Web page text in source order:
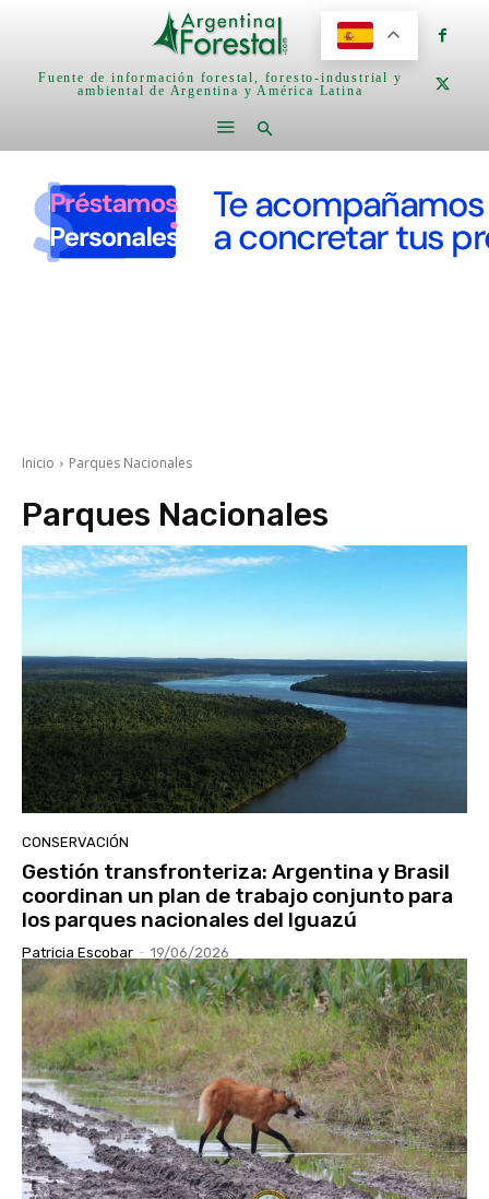
Fuente de información forestal, foresto-industrial y
ambiental de Argentina y América Latina
Inicio Parques Nacionales
Parques Nacionales
CONSERVACIÓN
Gestión transfronteriza: Argentina y Brasil
coordinan un plan de trabajo conjunto para
los parques nacionales del Iguazú
Patricia Escobar - 19/06/2026